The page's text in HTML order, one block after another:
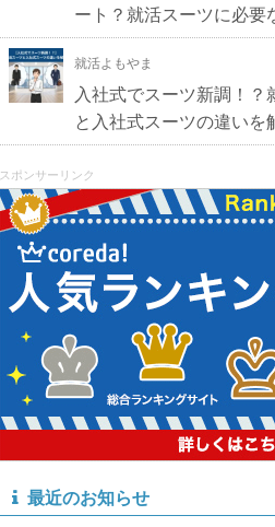
ート？就活スーツに必要
就活よもやま
入社式でスーツ新調！？
と入社式スーツの違いを
スポンサーリンク
最近のお知らせ